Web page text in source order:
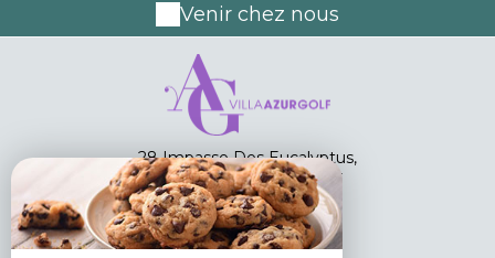
Venir chez nous
28 Impasse Des Eucalyptus,
83150 BANDOL - FRANCE
+33 6 74 49 20 85
Contacter par email